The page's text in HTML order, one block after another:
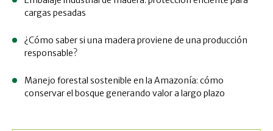
cargas pesadas
¿Cómo saber si una madera proviene de una producción
responsable?
Manejo forestal sostenible en la Amazonía: cómo
conservar el bosque generando valor a largo plazo